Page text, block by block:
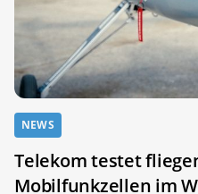
NEWS
Telekom testet
Mobilfunkzellen im